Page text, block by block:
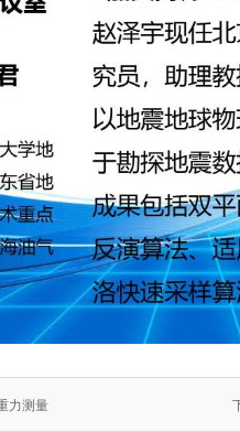
力测量